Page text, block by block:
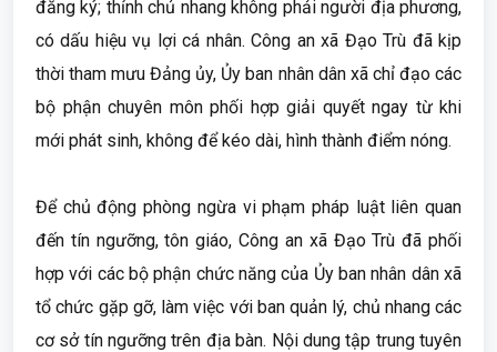
đăng ký; thỉnh chủ nhang không phải người địa phương,
có dấu hiệu vụ lợi cá nhân. Công an xã Đạo Trù đã kịp
thời tham mưu Đảng ủy, Ủy ban nhân dân xã chỉ đạo các
bộ phận chuyên môn phối hợp giải quyết ngay từ khi
mới phát sinh, không để kéo dài, hình thành điểm nóng.
Để chủ động phòng ngừa vi phạm pháp luật liên quan
đến tín ngưỡng, tôn giáo, Công an xã Đạo Trù đã phối
hợp với các bộ phận chức năng của Ủy ban nhân dân xã
tổ chức gặp gỡ, làm việc với ban quản lý, chủ nhang các
cơ sở tín ngưỡng trên địa bàn. Nội dung tập trung tuyên